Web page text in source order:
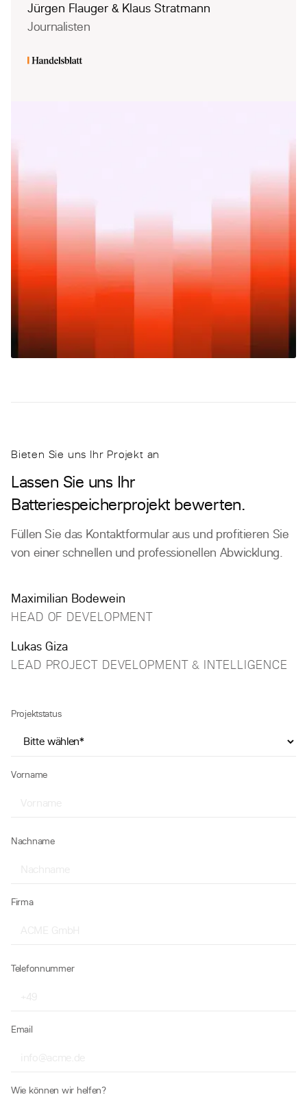
Jürgen Flauger & Klaus Stratmann
Journalisten
Bieten Sie uns Ihr Projekt an
Lassen Sie uns Ihr
Batteriespeicherprojekt bewerten.
Füllen Sie das Kontaktformular aus und profitieren Sie
von einer schnellen und professionellen Abwicklung.
Maximilian Bodewein
HEAD OF DEVELOPMENT
Lukas Giza
LEAD PROJECT DEVELOPMENT & INTELLIGENCE
Projektstatus
Vorname
Nachname
Firma
Telefonnummer
Email
Wie können wir helfen?